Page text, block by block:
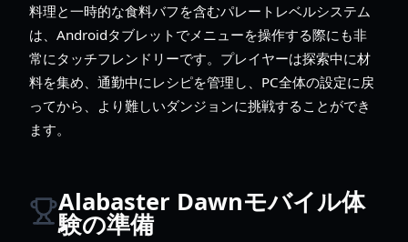
料理と一時的な食料バフを含むパレートレベルシステム
は、Androidタブレットでメニューを操作する際にも非
常にタッチフレンドリーです。プレイヤーは探索中に材
料を集め、通勤中にレシピを管理し、PC全体の設定に戻
ってから、より難しいダンジョンに挑戦することができ
ます。
Alabaster Dawnモバイル体
験の準備